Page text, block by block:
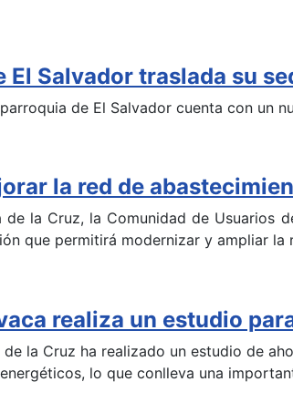
Salvador traslada su
de El Salvador cuenta con
la red de
de la Cruz, la Comunidad de
que permitirá modernizar y ampliar
realiza un estudio
de la Cruz ha realizado un estudio de
lo que conlleva una